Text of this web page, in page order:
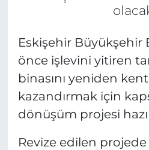
Eskişehir Büyükşehir
önce işlevini yitiren
binasını yeniden
kazandırmak için
dönüşüm projesi
Revize edilen